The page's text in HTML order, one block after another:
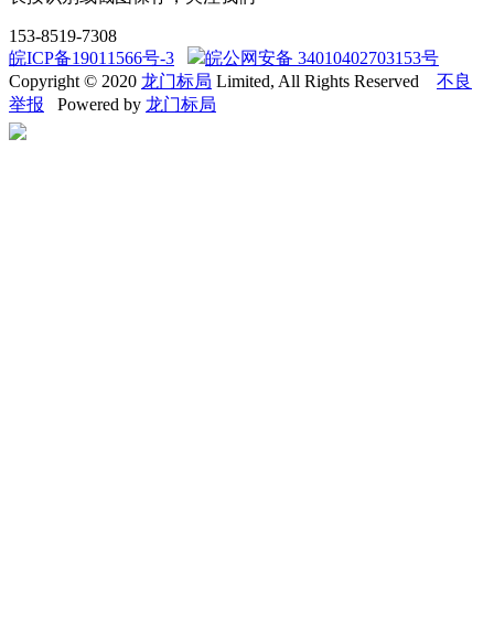
153-8519-7308
皖ICP备19011566号-3
皖公网安备 34010402703153号
Copyright © 2020 龙门标局 Limited, All Rights Reserved 不良
举报 Powered by 龙门标局